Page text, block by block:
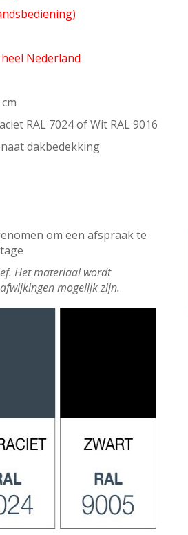
Nederland
RAL 7024 of Wit RAL 9016
dakbedekking
om een afspraak te
Het materiaal wordt
mogelijk zijn.